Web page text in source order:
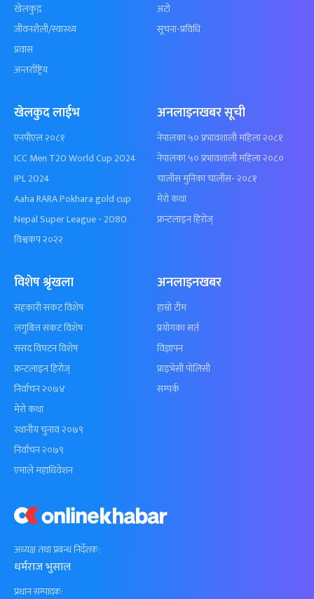
अध्यक्ष तथा प्रबन्ध निर्देशक:
धर्मराज भुसाल
प्रधान सम्पादक:
खेलकुद़़
जीवनशैली/स्वास्थ्य
प्रवास
अन्तर्राष्ट्रिय
अटो
सूचना-प्रविधि
खेलकुद लाईभ
एनपीएल २०८१
ICC Men T20 World Cup 2024
IPL 2024
Aaha RARA Pokhara gold cup
Nepal Super League - 2080
विश्वकप २०२२
अनलाइनखबर सूची
नेपालका ५० प्रभावशाली महिला २०८१
नेपालका ५० प्रभावशाली महिला २०८०
चालीस मुनिका चालीस- २०८१
मेरो कथा
फ्रन्टलाइन हिरोज्
विशेष श्रृंखला
सहकारी संकट विशेष
लगुबित्त संकट विशेष
संसद विघटन विशेष
फ्रन्टलाइन हिरोज्
निर्वाचन २०७४
मेरो कथा
स्थानीय चुनाव २०७९
निर्वाचन २०७९
एमाले महाधिवेशन
अनलाइनखबर
हाम्रो टीम
प्रयोगका सर्त
विज्ञापन
प्राइभेसी पोलिसी
सम्पर्क